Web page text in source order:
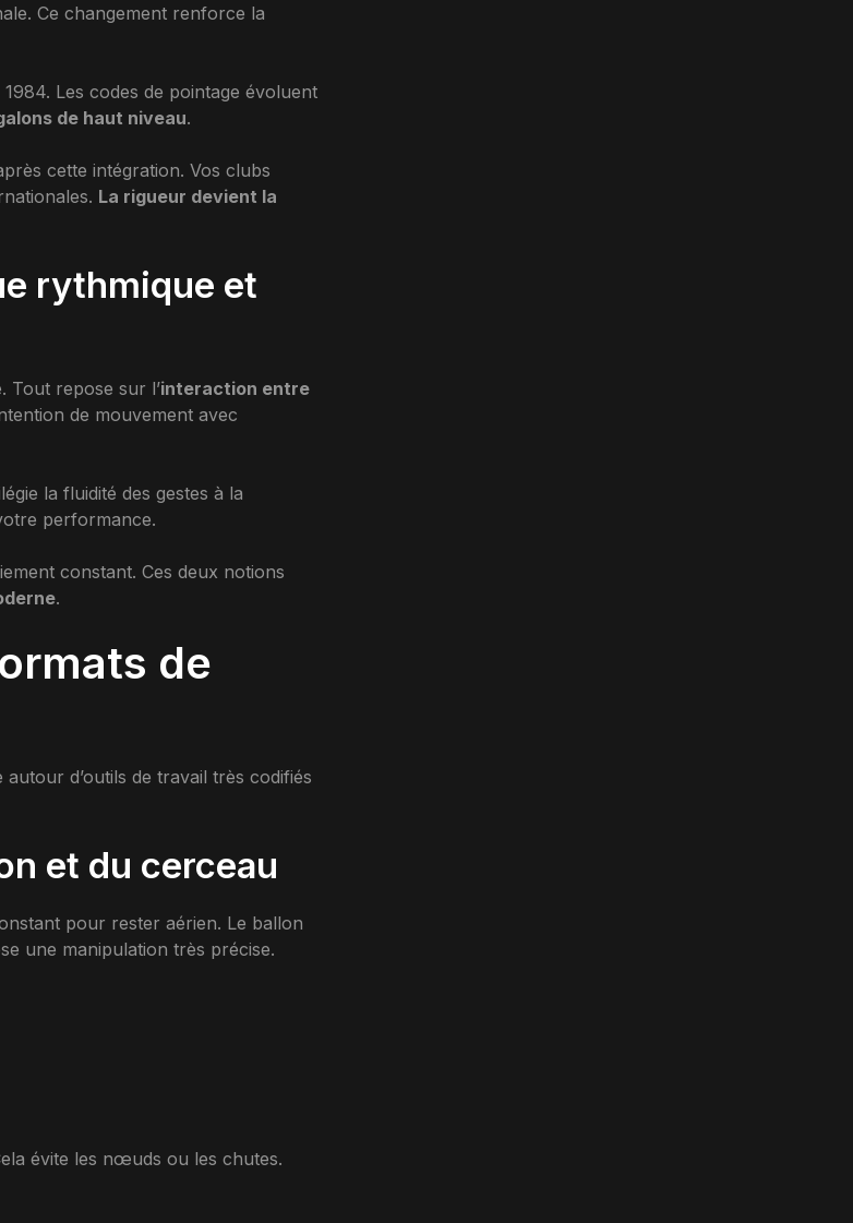
Ce changement renforce la
Les codes de pointage évoluent
de haut niveau.
cette intégration. Vos clubs
La rigueur devient la
rythmique et
Tout repose sur l’interaction entre
de mouvement avec
la fluidité des gestes à la
performance.
constant. Ces deux notions
.
de
d’outils de travail très codifiés
et du cerceau
pour rester aérien. Le ballon
une manipulation très précise.
évite les nœuds ou les chutes.